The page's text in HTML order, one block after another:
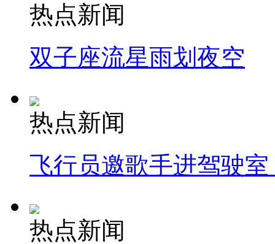
热点新闻
双子座流星雨划夜空
热点新闻
飞行员邀歌手进驾驶
热点新闻